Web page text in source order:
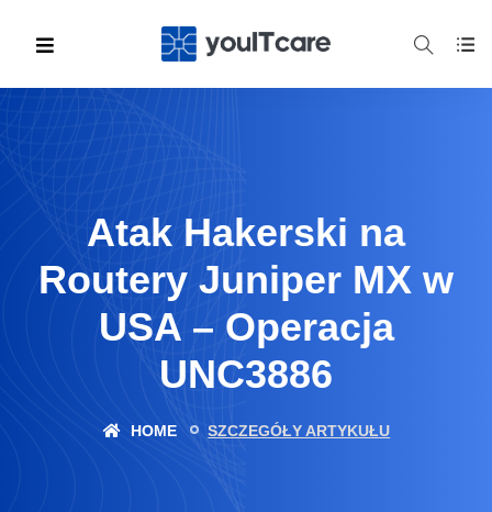
Atak Hakerski na
Routery Juniper MX w
USA – Operacja
UNC3886
HOME SZCZEGÓŁY ARTYKUŁU